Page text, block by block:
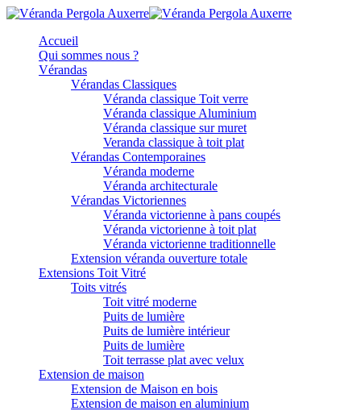
Accueil
Qui sommes nous ?
Vérandas
Vérandas Classiques
Véranda classique Toit verre
Véranda classique Aluminium
Véranda classique sur muret
Veranda classique à toit plat
Vérandas Contemporaines
Véranda moderne
Véranda architecturale
Vérandas Victoriennes
Véranda victorienne à pans coupés
Véranda victorienne à toit plat
Véranda victorienne traditionnelle
Extension véranda ouverture totale
Extensions Toit Vitré
Toits vitrés
Toit vitré moderne
Puits de lumière
Puits de lumière intérieur
Puits de lumière
Toit terrasse plat avec velux
Extension de maison
Extension de Maison en bois
Extension de maison en aluminium